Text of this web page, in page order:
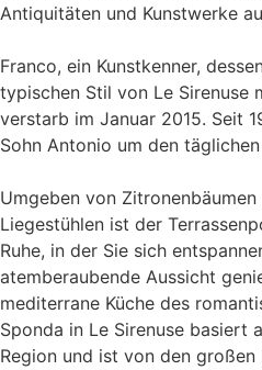
Antiquitäten und Kunstwerke
Franco, ein Kunstkenner,
typischen Stil von Le Sirenuse
verstarb im Januar 2015. Seit
Sohn Antonio um den
Umgeben von
Liegestühlen ist der
Ruhe, in der Sie sich
atemberaubende Aussicht
mediterrane Küche des
Sponda in Le Sirenuse basiert
Region und ist von den